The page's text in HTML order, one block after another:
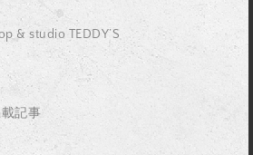
& studio TEDDY’S
記事